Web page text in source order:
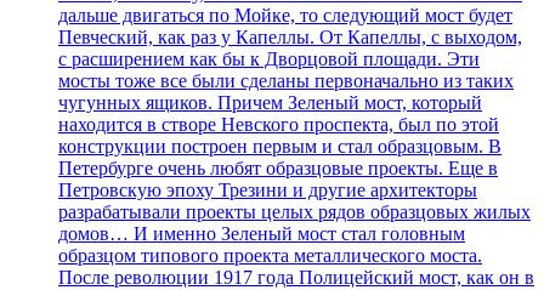
дальше двигаться по Мойке, то следующий мост будет
Певческий, как раз у Капеллы. От Капеллы, с выходом,
с расширением как бы к Дворцовой площади. Эти
мосты тоже все были сделаны первоначально из таких
чугунных ящиков. Причем Зеленый мост, который
находится в створе Невского проспекта, был по этой
конструкции построен первым и стал образцовым. В
Петербурге очень любят образцовые проекты. Еще в
Петровскую эпоху Трезини и другие архитекторы
разрабатывали проекты целых рядов образцовых жилых
домов… И именно Зеленый мост стал головным
образцом типового проекта металлического моста.
После революции 1917 года Полицейский мост, как он в